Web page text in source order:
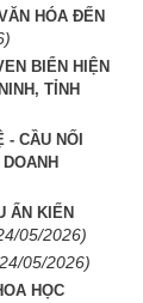
HÓA ĐẾN
BIỂN HIỆN
TỈNH
- CẦU NỐI
ẤN KIẾN
05/2026)
05/2026)
HỌC